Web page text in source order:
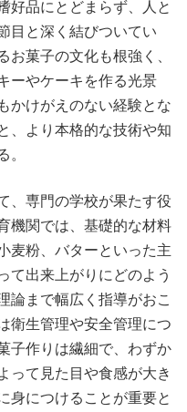
好品にとどまらず、人と
目と深く結びついてい
菓子の文化も根強く、
ーやケーキを作る光景
かけがえのない経験とな
、より本格的な技術や知
、専門の学校が果たす役
機関では、基礎的な材料
麦粉、バターといった主
て出来上がりにどのよう
論まで幅広く指導がおこ
衛生管理や安全管理につ
子作りは繊細で、わずか
って見た目や食感が大き
身につけることが重要と